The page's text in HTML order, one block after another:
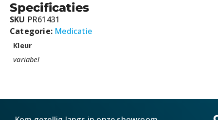
Specificaties
SKU PR61431
Categorie: Medicatie
Kleur
variabel